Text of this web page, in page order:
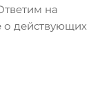
на
о действующих